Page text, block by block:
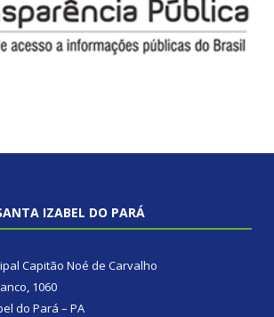
IZABEL DO PARÁ
Capitão Noé de Carvalho
1060
do Pará – PA